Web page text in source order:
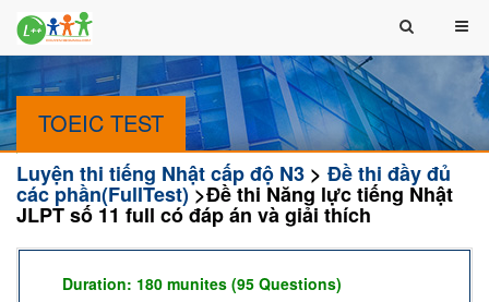
TOEIC TEST
Luyện thi tiếng Nhật cấp độ N3 > Đề thi đầy đủ
các phần(FullTest)>Đề thi Năng lực tiếng Nhật
JLPT số 11 full có đáp án và giải thích
Duration: 180 munites (95 Questions)